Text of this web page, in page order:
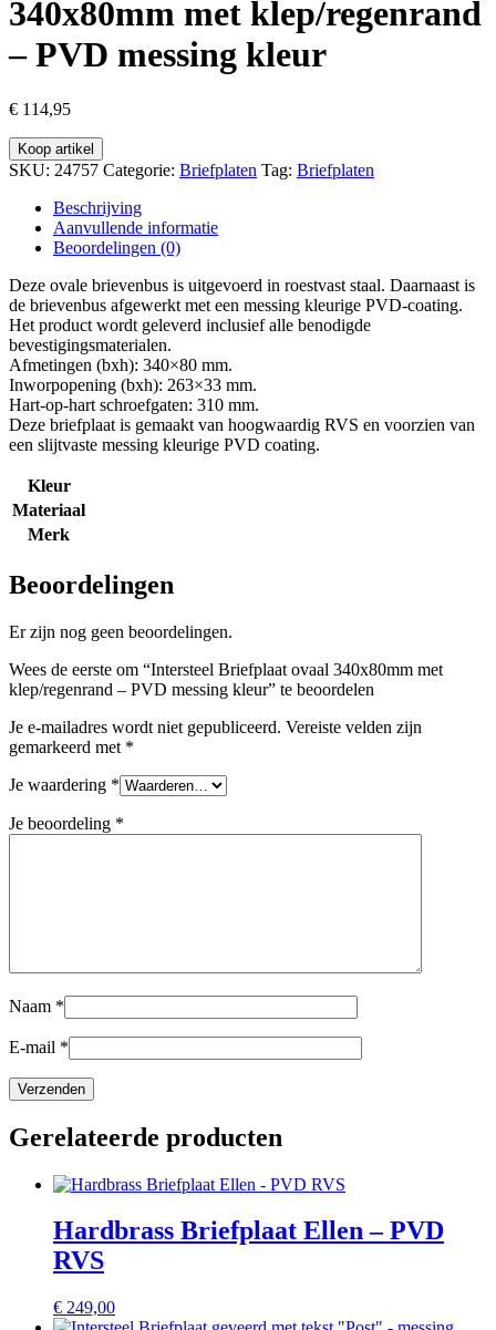
340x80mm met klep/regenrand
– PVD messing kleur
€ 114,95
Koop artikel
SKU: 24757 Categorie: Briefplaten Tag: Briefplaten
Beschrijving
Aanvullende informatie
Beoordelingen (0)
Deze ovale brievenbus is uitgevoerd in roestvast staal. Daarnaast is
de brievenbus afgewerkt met een messing kleurige PVD-coating.
Het product wordt geleverd inclusief alle benodigde
bevestigingsmaterialen.
Afmetingen (bxh): 340×80 mm.
Inworpopening (bxh): 263×33 mm.
Hart-op-hart schroefgaten: 310 mm.
Deze briefplaat is gemaakt van hoogwaardig RVS en voorzien van
een slijtvaste messing kleurige PVD coating.
Kleur
Materiaal
Merk
Beoordelingen
Er zijn nog geen beoordelingen.
Wees de eerste om “Intersteel Briefplaat ovaal 340x80mm met
klep/regenrand – PVD messing kleur” te beoordelen
Je e-mailadres wordt niet gepubliceerd. Vereiste velden zijn
gemarkeerd met *
Je waardering *
Je beoordeling *
Naam *
E-mail *
Gerelateerde producten
Hardbrass Briefplaat Ellen – PVD
RVS
€ 249,00